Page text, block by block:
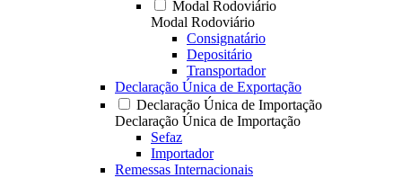
Modal Rodoviário
Modal Rodoviário
Consignatário
Depositário
Transportador
Declaração Única de Exportação
Declaração Única de Importação
Declaração Única de Importação
Sefaz
Importador
Remessas Internacionais